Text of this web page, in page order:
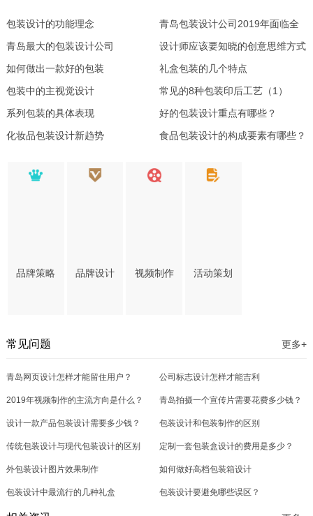
包装设计的功能理念
青岛包装设计公司2019年面临全
面洗牌！
青岛最大的包装设计公司
设计师应该要知晓的创意思维方式
如何做出一款好的包装
礼盒包装的几个特点
包装中的主视觉设计
常见的8种包装印后工艺（1）
系列包装的具体表现
好的包装设计重点有哪些？
化妆品包装设计新趋势
食品包装设计的构成要素有哪些？
品牌策略 品牌设计 视频制作 活动策划
常见问题 更多+
青岛网页设计怎样才能留住用户？ 公司标志设计怎样才能吉利
2019年视频制作的主流方向是什么？ 青岛拍摄一个宣传片需要花费多少钱？
设计一款产品包装设计需要多少钱？ 包装设计和包装制作的区别
传统包装设计与现代包装设计的区别 定制一套包装盒设计的费用是多少？
外包装设计图片效果制作 如何做好高档包装箱设计
包装设计中最流行的几种礼盒 包装设计要避免哪些误区？